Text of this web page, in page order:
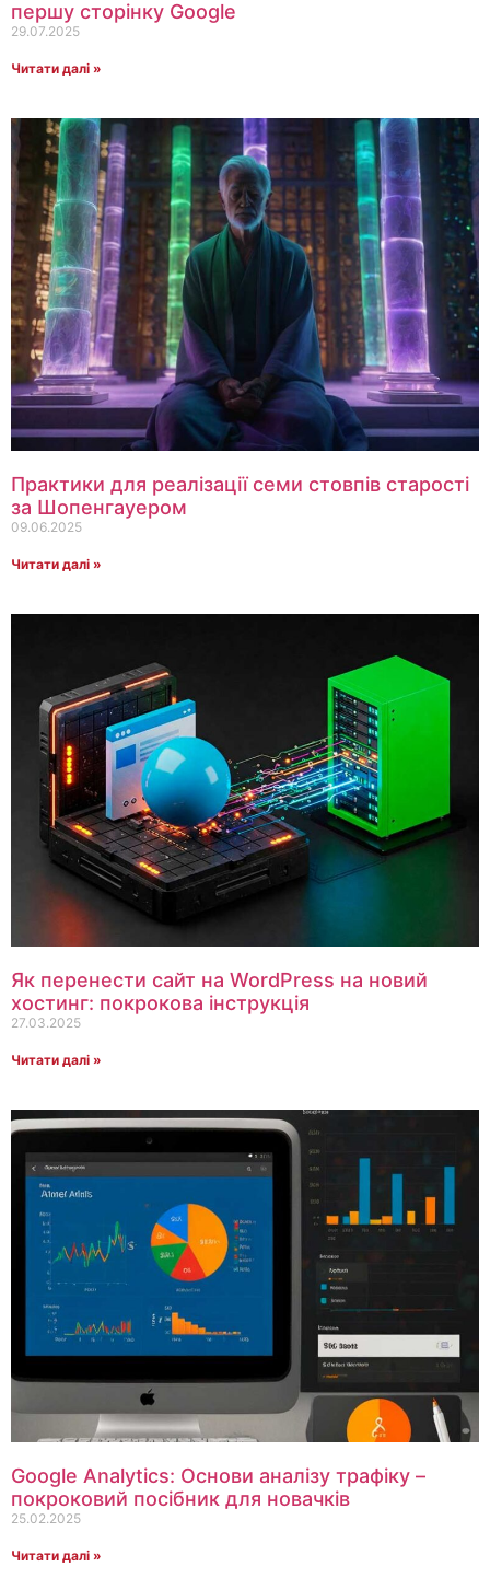
першу сторінку Google
29.07.2025
Читати далі »
Практики для реалізації семи стовпів старості
за Шопенгауером
09.06.2025
Читати далі »
Як перенести сайт на WordPress на новий
хостинг: покрокова інструкція
27.03.2025
Читати далі »
Google Analytics: Основи аналізу трафіку –
покроковий посібник для новачків
25.02.2025
Читати далі »